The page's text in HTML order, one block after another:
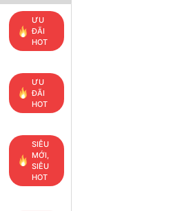
ƯU
ĐÃI
HOT
ƯU
ĐÃI
HOT
SIÊU
MỚI,
SIÊU
HOT